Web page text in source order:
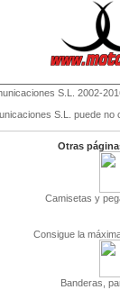
S.L . 2002-
S.L. puede
Otras
Camisetas y
Consigue la
Banderas,